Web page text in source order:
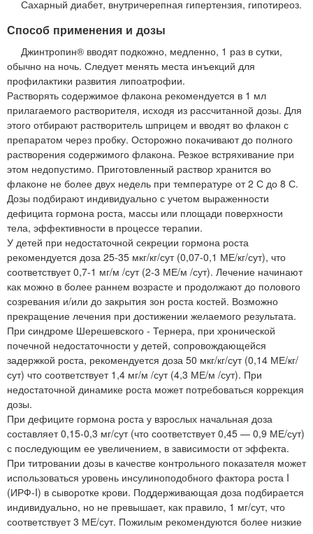
Сахарный диабет, внутричерепная гипертензия, гипотиреоз.
Способ применения и дозы
Джинтропин® вводят подкожно, медленно, 1 раз в сутки,
обычно на ночь. Следует менять места инъекций для
профилактики развития липоатрофии.
Растворять содержимое флакона рекомендуется в 1 мл
прилагаемого растворителя, исходя из рассчитанной дозы. Для
этого отбирают растворитель шприцем и вводят во флакон с
препаратом через пробку. Осторожно покачивают до полного
растворения содержимого флакона. Резкое встряхивание при
этом недопустимо. Приготовленный раствор хранится во
флаконе не более двух недель при температуре от 2 С до 8 С.
Дозы подбирают индивидуально с учетом выраженности
дефицита гормона роста, массы или площади поверхности
тела, эффективности в процессе терапии.
У детей при недостаточной секреции гормона роста
рекомендуется доза 25-35 мкг/кг/сут (0,07-0,1 МЕ/кг/сут), что
соответствует 0,7-1 мг/м /сут (2-3 МЕ/м /сут). Лечение начинают
как можно в более раннем возрасте и продолжают до полового
созревания и/или до закрытия зон роста костей. Возможно
прекращение лечения при достижении желаемого результата.
При синдроме Шерешевского - Тернера, при хронической
почечной недостаточности у детей, сопровождающейся
задержкой роста, рекомендуется доза 50 мкг/кг/сут (0,14 МЕ/кг/
сут) что соответствует 1,4 мг/м /сут (4,3 МЕ/м /сут). При
недостаточной динамике роста может потребоваться коррекция
дозы.
При дефиците гормона роста у взрослых начальная доза
составляет 0,15-0,3 мг/сут (что соответствует 0,45 — 0,9 МЕ/сут)
с последующим ее увеличением, в зависимости от эффекта.
При титровании дозы в качестве контрольного показателя может
использоваться уровень инсулиноподобного фактора роста I
(ИРФ-I) в сыворотке крови. Поддерживающая доза подбирается
индивидуально, но не превышает, как правило, 1 мг/сут, что
соответствует 3 МЕ/сут. Пожилым рекомендуются более низкие